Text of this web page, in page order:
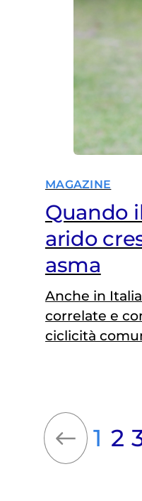
MAGAZINE
Quando
arido
asma
Anche in
correlate e
ciclicità
1 2